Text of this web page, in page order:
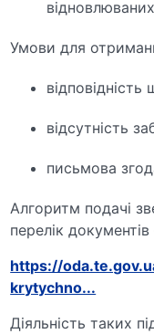
Умови для
відсутність
письмова
Алгоритм подачі
перелік
https://
krytychno...
Діяльність таких